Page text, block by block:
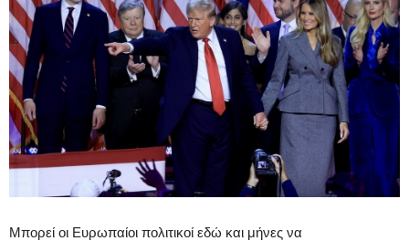
Μπορεί οι Ευρωπαίοι πολιτικοί εδώ και μήνες να